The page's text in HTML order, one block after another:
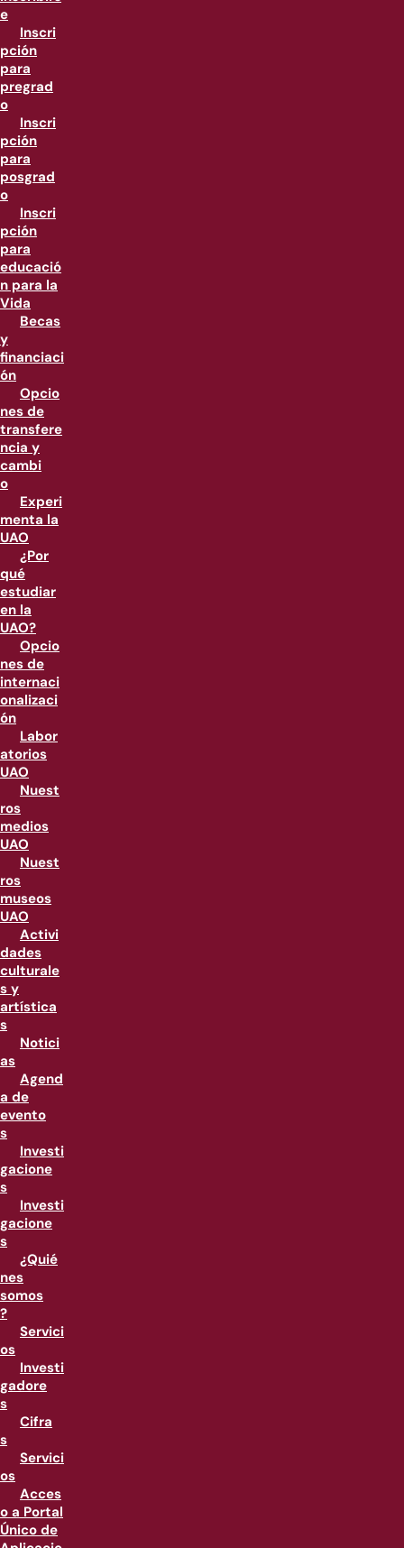
e
Inscri
pción
para
pregrad
o
Inscri
pción
para
posgrad
o
Inscri
pción
para
educació
n para la
Vida
Becas
y
financiaci
ón
Opcio
nes de
transfere
ncia y
cambi
o
Experi
menta la
UAO
¿Por
qué
estudiar
en la
UAO?
Opcio
nes de
internaci
onalizaci
ón
Labor
atorios
UAO
Nuest
ros
medios
UAO
Nuest
ros
museos
UAO
Activi
dades
culturale
s y
artística
s
Notici
as
Agend
a de
evento
s
Investi
gacione
s
Investi
gacione
s
¿Quié
nes
somos
?
Servici
os
Investi
gadore
s
Cifra
s
Servici
os
Acces
o a Portal
Único de